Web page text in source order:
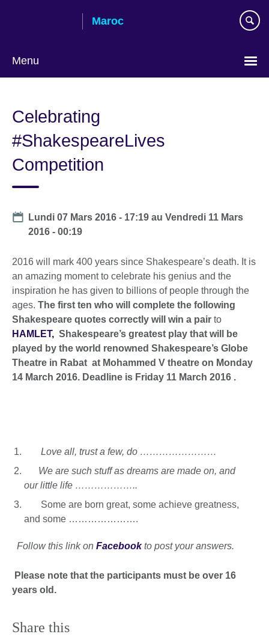
Maroc
Menu
langue
Celebrating
#ShakespeareLives
Competition
Date
Lundi 07 Mars 2016 - 17:19 auVendredi 11 Mars
2016 - 00:19
2016 will mark 400 years since Shakespeare’s death. It is
an amazing moment to celebrate his genius and the
inspiration he has given to billions of people through the
ages. The first ten who will complete the following
Shakespeare quotes correctly will win a pair to
HAMLET, Shakespeare’s greatest play that will be
played by the world renowned Shakespeare’s Globe
Theatre in Rabat at Mohammed V theatre on Monday
14 March 2016. Deadline is Friday 11 March 2016 .
Love all, trust a few, do ……………………
We are such stuff as dreams are made on, and
our little life ………………..
Some are born great, some achieve greatness,
and some ………………….
Follow this link on Facebookto post your answers.
Please note that the participants must be over 16
years old.
Share this